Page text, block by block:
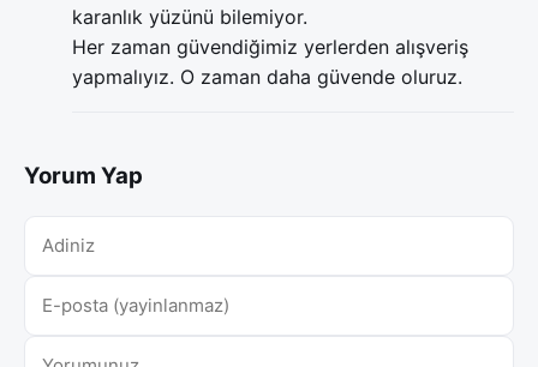
karanlık yüzünü bilemiyor.
Her zaman güvendiğimiz yerlerden alışveriş
yapmalıyız. O zaman daha güvende oluruz.
Yorum Yap